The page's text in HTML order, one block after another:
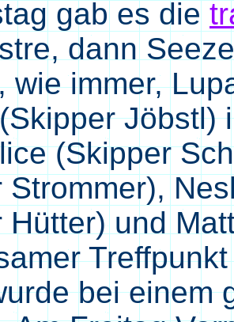
gab es die
dann
wie immer,
Jöbstl)
(Skipper
Strommer),
Hütter) und
bei einem